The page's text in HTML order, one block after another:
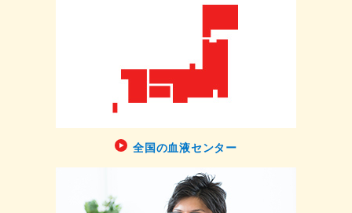
全国の血液センター